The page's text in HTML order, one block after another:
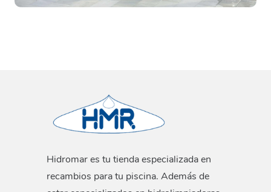
Hidromar es tu tienda especializada en
recambios para tu piscina. Además de